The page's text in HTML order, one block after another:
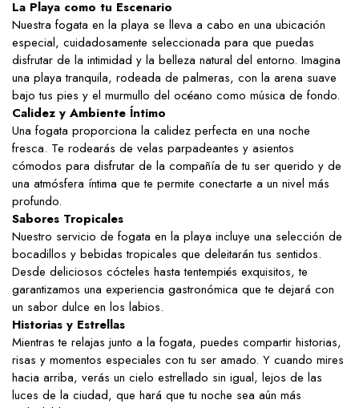
La Playa como tu Escenario
Nuestra fogata en la playa se lleva a cabo en una ubicación
especial, cuidadosamente seleccionada para que puedas
disfrutar de la intimidad y la belleza natural del entorno. Imagina
una playa tranquila, rodeada de palmeras, con la arena suave
bajo tus pies y el murmullo del océano como música de fondo.
Calidez y Ambiente Íntimo
Una fogata proporciona la calidez perfecta en una noche
fresca. Te rodearás de velas parpadeantes y asientos
cómodos para disfrutar de la compañía de tu ser querido y de
una atmósfera íntima que te permite conectarte a un nivel más
profundo.
Sabores Tropicales
Nuestro servicio de fogata en la playa incluye una selección de
bocadillos y bebidas tropicales que deleitarán tus sentidos.
Desde deliciosos cócteles hasta tentempiés exquisitos, te
garantizamos una experiencia gastronómica que te dejará con
un sabor dulce en los labios.
Historias y Estrellas
Mientras te relajas junto a la fogata, puedes compartir historias,
risas y momentos especiales con tu ser amado. Y cuando mires
hacia arriba, verás un cielo estrellado sin igual, lejos de las
luces de la ciudad, que hará que tu noche sea aún más